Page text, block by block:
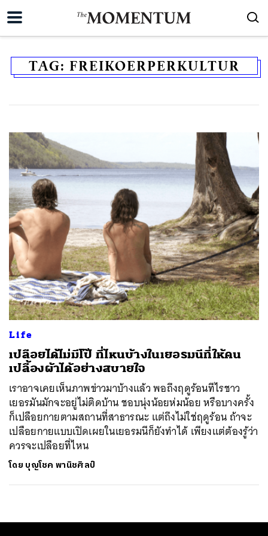
TAG: FREIKOERPERKULTUR
Life
เปลือยได้ไม่มีโป๊ ที่ไหนบ้างในเยอรมนีที่ให้คน
เปลื้องผ้าได้อย่างสบายใจ
เราอาจเคยเห็นภาพข่าวมาบ้างแล้ว พอถึงฤดูร้อนทีไรชาว
เยอรมันมักจะอยู่ไม่ติดบ้าน ชอบนุ่งน้อยห่มน้อย หรือบางครั้ง
ก็เปลือยกายตามสถานที่สาธารณะ แต่ถึงไม่ใช่ฤดูร้อน ถ้าจะ
เปลือยกายแบบเปิดเผยในเยอรมนีก็ยังทำได้ เพียงแต่ต้องรู้ว่า
ควรจะเปลือยที่ไหน
โดย บุญโชค พานิชศิลป์
ค้นหา
SHARE TWEET LINE EMAIL